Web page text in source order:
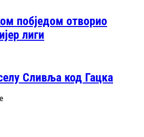
побједом отворио
лиги
Сливља код Гацка